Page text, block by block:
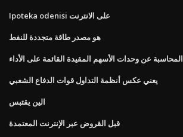
Ipoteka odenisi على الانترنت
هو مصدر طاقة متجددة للنفط
المحاسبة عن وحدات الأسهم المقيدة القائمة على الأداء
يعني عكس أنظمة التداول قوات الدفاع الشعبي
الين يقتبس
قبل القروض عبر الإنترنت المعتمدة